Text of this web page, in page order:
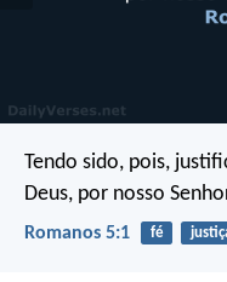
Tendo sido, pois,
Deus, por nosso
Romanos 5:1 fé